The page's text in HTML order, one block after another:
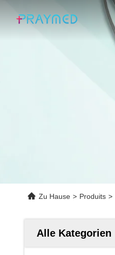
Zu Hause > Produits >
Alle Kategorien